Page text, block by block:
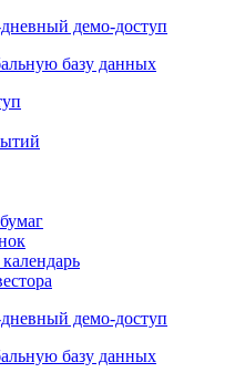
демо-доступ
базу данных
демо-доступ
базу данных